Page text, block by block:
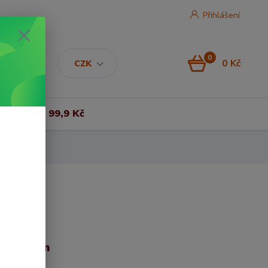
CZK
Přihlášení
0 0 Kč
Vše za 99,9 Kč
cm